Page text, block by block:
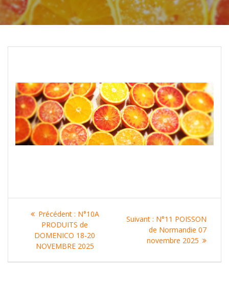
Navigation
l’article
Précédent : Article
précédent
:
N°10A
PRODUITS de
DOMENICO 18-20
NOVEMBRE 2025
Suivant : Article
suivant
:
N°11 POISSON
de Normandie 07
novembre 2025